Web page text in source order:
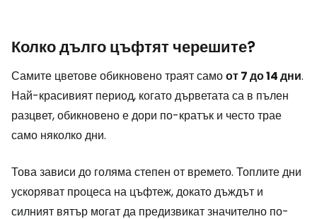
Колко дълго цъфтят черешите?
Самите цветове обикновено траят самоот 7 до 14 дни.
Най-красивият период, когато дърветата са в пълен
разцвет, обикновено е дори по-кратък и често трае
само няколко дни.
Това зависи до голяма степен от времето. Топлите дни
ускоряват процеса на цъфтеж, докато дъждът и
силният вятър могат да предизвикат значително по-